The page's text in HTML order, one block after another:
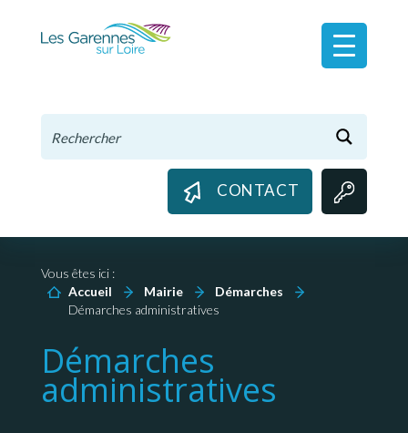
CONTACT
Vous êtes ici :
Accueil
Mairie
Démarches
Démarches administratives
Démarches
administratives